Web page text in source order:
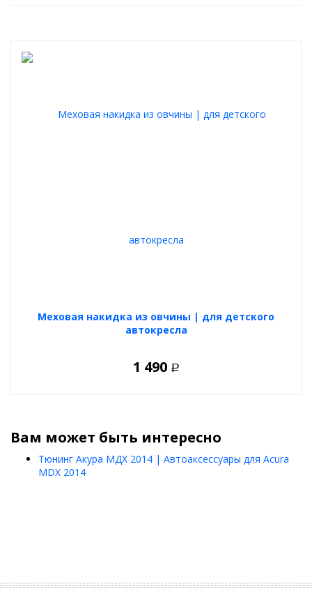
Меховая накидка из овчины | для детского
автокресла
1 490 Р
Вам может быть интересно
Тюнинг Акура МДХ 2014 | Автоаксессуары для Acura
MDX 2014